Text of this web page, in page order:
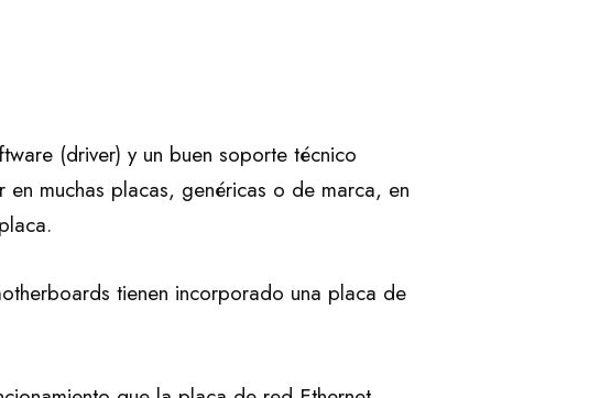
(driver) y un buen soporte técnico
muchas placas, genéricas o de marca, en
tienen incorporado una placa de